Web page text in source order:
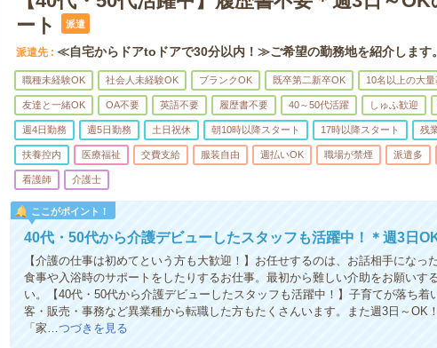
ート
派遣
派遣先 ≪自宅からドアtoドアで30分以内！≫ご希望の勤務地を紹介します。
職種未経験OK 社会人未経験OK ブランクOK 既卒第二新卒OK 10名以上の大量
友達と一緒OK OA不要 英語不要 履歴書不要 40～50代活躍 しゅふ歓迎
週4日勤務 週5日勤務 土日祝休 朝10時以降スタート 17時以降スタート 残
扶養控内 医療福祉 交費支給 服装自由 週払いOK 職場が禁煙 派遣多
看護師 介護士
ここがポイント！
40代・50代から介護デビューしたスタッフも活躍中！＊週3日
【介護の仕事は初めてという方も大歓迎！】お任せするのは、お話相手になっ
食事や入浴時のサポートをしたりするお仕事。最初から難しい介助をお願いす
い。【40代・50代から介護デビューしたスタッフも活躍中！】子育てが落ち着
客・販売・事務など異業種から転職した方もたくさんいます。また週3日～OK
「家…つづきを見る